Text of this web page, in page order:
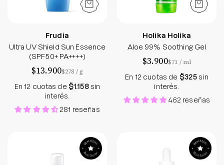
Frudia
Ultra UV Shield Sun Essence
(SPF50+ PA++++)
$13.900$278 / por
g
En 12 cuotas de $1.158sin
interés.
281 reseñas
Holika Holika
Aloe 99% Soothing Gel
$3.900$71 / por
ml
En 12 cuotas de $325sin
interés.
462 reseñas
Green Tea Fresh Emulsion PDRN Pink